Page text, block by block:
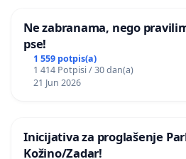
Ne zabranama, nego
pse!
1 559 potpis(a)
1 414 Potpisi / 30 dan(a)
21 Jun 2026
Inicijativa za proglašenje
Kožino/Zadar!